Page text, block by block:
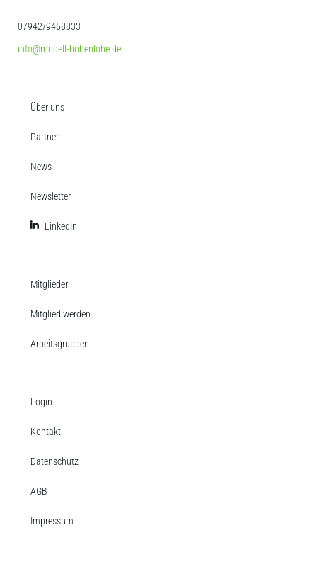
07942/9458833
info@modell-hohenlohe.de
Über uns
Partner
News
Newsletter
LinkedIn
Mitglieder
Mitglied werden
Arbeitsgruppen
Login
Kontakt
Datenschutz
AGB
Impressum